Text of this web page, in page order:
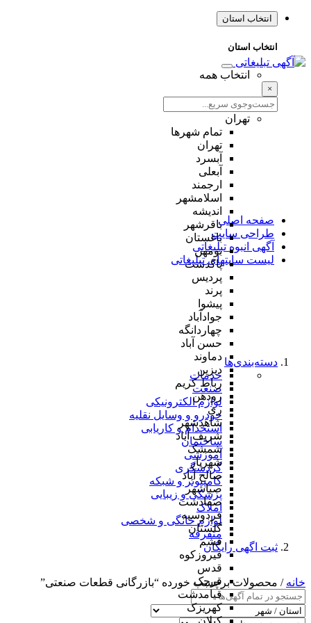
انتخاب استان
انتخاب استان
انتخاب همه
×
تهران
تمام شهر‌ها
تهران
آبسرد
آبعلی
ارجمند
اسلامشهر
اندیشه
باقرشهر
باغستان
بومهن
پاکدشت
پردیس
پرند
پیشوا
جوادآباد
چهاردانگه
حسن آباد
دماوند
دیزین
رباط کریم
رودهن
ری
شاهدشهر
شریف آباد
شمشک
شهریار
صالح آباد
صباشهر
صفادشت
فردوسیه
گلستان
فشم
فیروزکوه
قدس
قرچک
قیامدشت
کهریزک
صفحه اصلی
طراحی سایت
آگهی انبوه تبلیغاتی
لیست سایتهای تبلیغاتی
دسته‌بندی‌ها
خدمات
صنعت
لوازم الکترونیکی
خودرو و وسایل نقلیه
استخدام و کاریابی
ساختمان
آموزشی
گردشگری
کامپیوتر و شبکه
پزشکی و زیبایی
املاک
لوازم خانگی و شخصی
متفرقه
ثبت اگهی رایگان
خانه / محصولات برچسب خورده “بازرگانی قطعات صنعتی”